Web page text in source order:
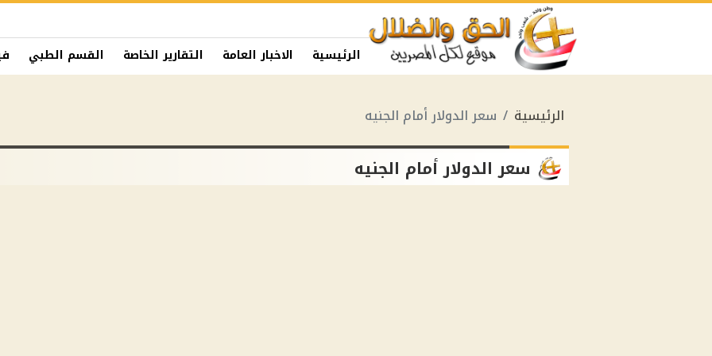
الرئيسية الاخبار العامة التقارير الخاصة القسم الطبي
الرئيسية سعر الدولار أمام الجنيه
سعر الدولار أمام الجنيه